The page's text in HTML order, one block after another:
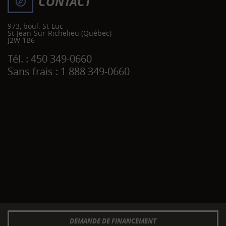
973, boul. St-Luc
St-Jean-Sur-Richelieu (Québec)
J2W 1B6
Tél. : 450 349-0660
Sans frais : 1 888 349-0660
DEMANDE DE FINANCEMENT